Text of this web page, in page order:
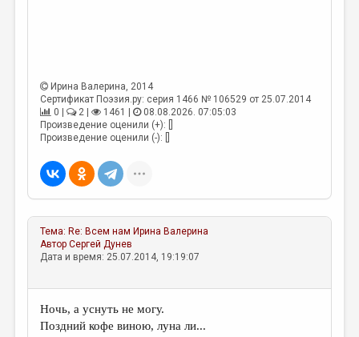
ТРЕДИАКОВСКИЙ
МЕДИА
Ирина Валерина, 2014
Сертификат Поэзия.ру: серия 1466 № 106529 от 25.07.2014
0 |
2 | 1461 |
08.08.2026. 07:05:03
Произведение оценили (+): []
Произведение оценили (-): []
Тема: Re: Всем нам Ирина Валерина
АвторСергей Дунев
Дата и время: 25.07.2014, 19:19:07
Ночь, а уснуть не могу.
Поздний кофе виною, луна ли...